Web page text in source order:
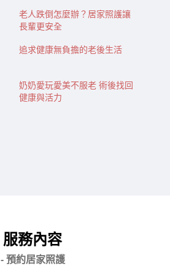
老人跌倒怎麼辦？居家照護讓
長輩更安全
追求健康無負擔的老後生活
奶奶愛玩愛美不服老 術後找回
健康與活力
服務內容
- 預約居家照護